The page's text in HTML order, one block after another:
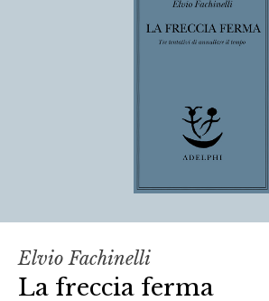
Elvio Fachinelli
La freccia ferma